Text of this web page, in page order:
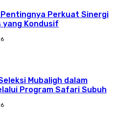
Perkuat Sinergi
yang Kondusif
Mubaligh dalam
Program Safari Subuh